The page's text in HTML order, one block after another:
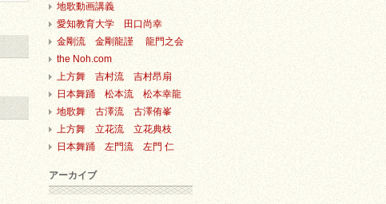
地歌動画講義
愛知教育大学 田口尚幸
金剛流 金剛龍謹 龍門之会
the Noh.com
上方舞 吉村流 吉村昂扇
日本舞踊 松本流 松本幸龍
地歌舞 古澤流 古澤侑峯
上方舞 立花流 立花典枝
日本舞踊 左門流 左門 仁
アーカイブ